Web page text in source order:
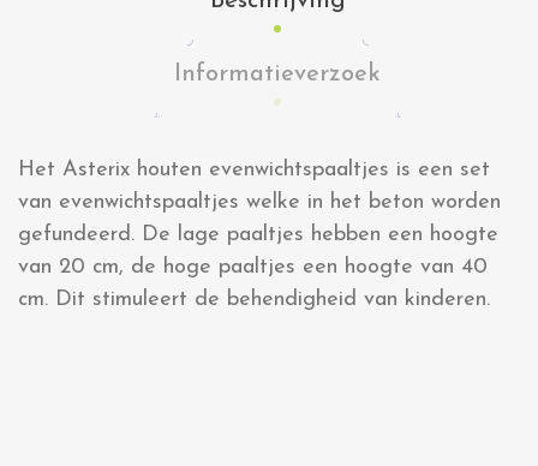
Informatieverzoek
Het Asterix houten evenwichtspaaltjes is een set
van evenwichtspaaltjes welke in het beton worden
gefundeerd. De lage paaltjes hebben een hoogte
van 20 cm, de hoge paaltjes een hoogte van 40
cm. Dit stimuleert de behendigheid van kinderen.